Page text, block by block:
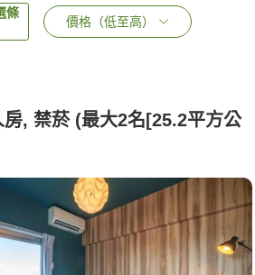
條
價格（低至高）
, 禁菸 (最大2名[25.2平方公